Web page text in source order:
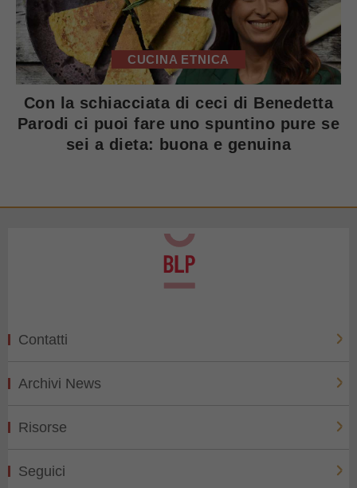
CUCINA ETNICA
Con la schiacciata di ceci di Benedetta
Parodi ci puoi fare uno spuntino pure se
sei a dieta: buona e genuina
Contatti
Archivi News
Risorse
Seguici